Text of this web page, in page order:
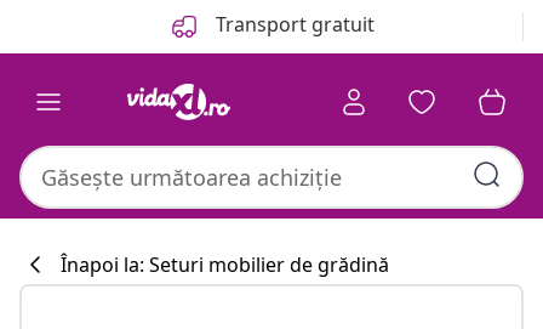
Transport gratuit
Înapoi la: Seturi mobilier de grădină